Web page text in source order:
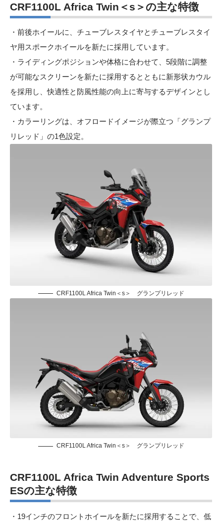
CRF1100L Africa Twin＜s＞の主な特徴
・前後ホイールに、チューブレスタイヤとチューブレスタイ
ヤ用スポークホイールを新たに採用しています。
・ライディングポジションや体格に合わせて、5段階に調整
が可能なスクリーンを新たに採用するとともに新形状カウル
を採用し、快適性と防風性能の向上に寄与するデザインとし
ています。
・カラーリングは、オフロードイメージが際立つ「グランプ
リレッド」の1色設定。
CRF1100L Africa Twin＜s＞ グランプリレッド
CRF1100L Africa Twin＜s＞ グランプリレッド
CRF1100L Africa Twin Adventure Sports
ESの主な特徴
・19インチのフロントホイールを新たに採用することで、低